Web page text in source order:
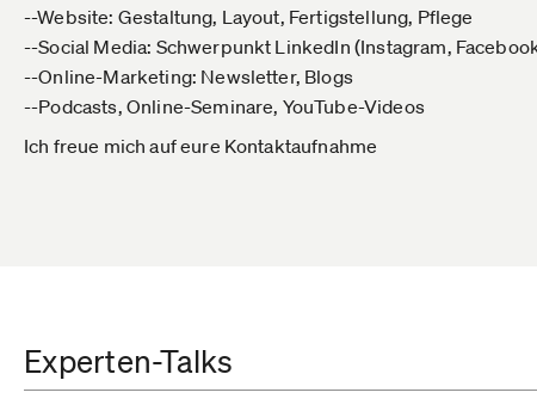
--Website: Gestaltung, Layout, Fertigstellung, Pflege
--Social Media: Schwerpunkt LinkedIn (Instagram,
--Online-Marketing: Newsletter, Blogs
--Podcasts, Online-Seminare, YouTube-Videos
Ich freue mich auf eure Kontaktaufnahme
Experten-Talks